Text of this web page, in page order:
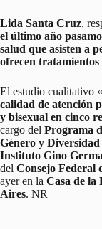
Lida Santa Cruz,
el último año
salud que asisten a
ofrecen
El estudio cualitativo «
calidad de atención
y bisexual en cinco
cargo del Programa
Género y Diversidad
Instituto Gino
del Consejo Federal
ayer en la Casa de la
Aires. NR